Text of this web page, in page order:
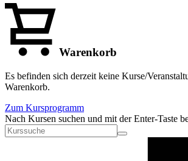
Warenkorb
Es befinden sich derzeit keine Kurse/
Warenkorb.
Zum Kursprogramm
Nach Kursen suchen und mit der Enter-Taste